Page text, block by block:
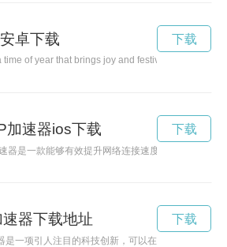
卓下载
time of year that brings joy and festivity to people
下载
加速器ios下载
器是一款能够有效提升网络连接速度的工具，通过
下载
器下载地址
是一项引人注目的科技创新，可以在短时间内实现
下载